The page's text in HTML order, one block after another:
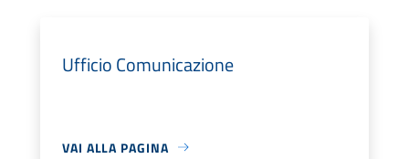
Ufficio Comunicazione
VAI ALLA PAGINA